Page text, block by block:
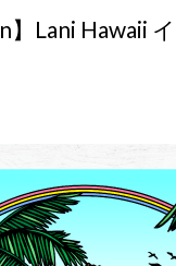
】Lani Hawaii